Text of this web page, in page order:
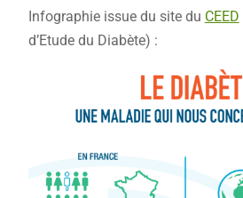
Infographie issue du site du CEED
d’Etude du Diabète) :